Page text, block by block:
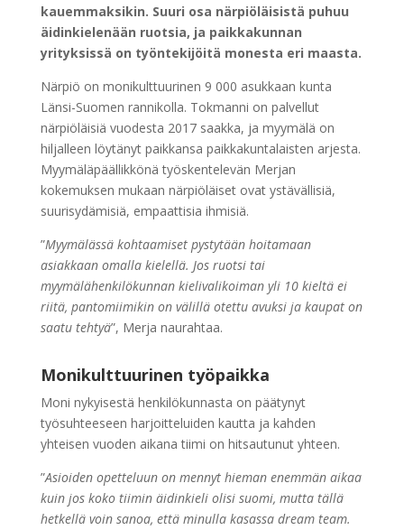
kauemmaksikin. Suuri osa närpiöläisistä puhuu
äidinkielenään ruotsia, ja paikkakunnan
yrityksissä on työntekijöitä monesta eri maasta.
Närpiö on monikulttuurinen 9 000 asukkaan kunta
Länsi-Suomen rannikolla. Tokmanni on palvellut
närpiöläisiä vuodesta 2017 saakka, ja myymälä on
hiljalleen löytänyt paikkansa paikkakuntalaisten arjesta.
Myymäläpäällikkönä työskentelevän Merjan
kokemuksen mukaan närpiöläiset ovat ystävällisiä,
suurisydämisiä, empaattisia ihmisiä.
”Myymälässä kohtaamiset pystytään hoitamaan
asiakkaan omalla kielellä. Jos ruotsi tai
myymälähenkilökunnan kielivalikoiman yli 10 kieltä ei
riitä, pantomiimikin on välillä otettu avuksi ja kaupat on
saatu tehtyä”, Merja naurahtaa.
Monikulttuurinen työpaikka
Moni nykyisestä henkilökunnasta on päätynyt
työsuhteeseen harjoitteluiden kautta ja kahden
yhteisen vuoden aikana tiimi on hitsautunut yhteen.
”Asioiden opetteluun on mennyt hieman enemmän aikaa
kuin jos koko tiimin äidinkieli olisi suomi, mutta tällä
hetkellä voin sanoa, että minulla kasassa dream team.